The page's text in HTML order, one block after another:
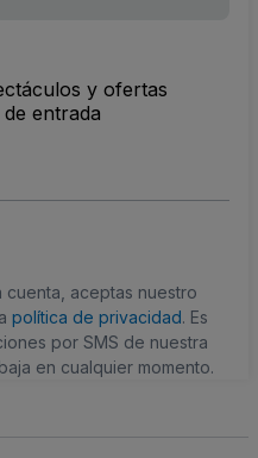
y ofertas
entrada
cuenta, aceptas nuestro
política de privacidad. Es
por SMS de nuestra
en cualquier momento.